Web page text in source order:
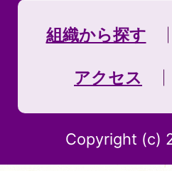
組織から探す
アクセス
Copyright (c)